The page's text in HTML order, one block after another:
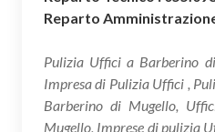
Reparto
Pulizia Uffici a Barberino
Impresa di Pulizia Uffici ,
Barberino di Mugello,
Mugello, Imprese di pulizia